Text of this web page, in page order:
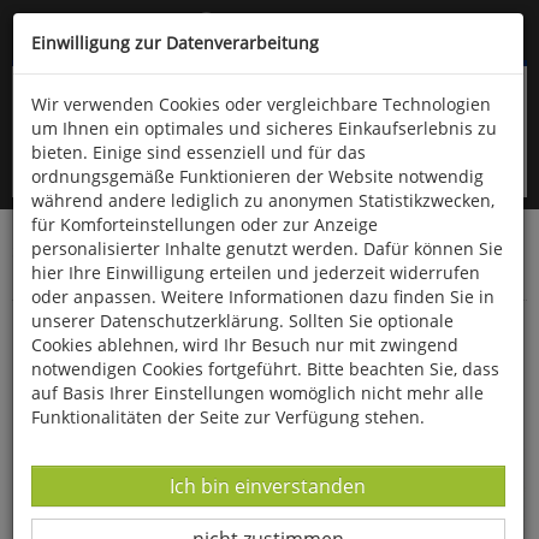
Kompletten Head der Seite überspringen
oder (06766) 9323-960
Startseite Bücher Downloads
Zeitschriften
Der Falke
Ornithologie aktuell Dezember 2019
Einwilligung zur Datenverarbeitung
Wir verwenden Cookies oder vergleichbare Technologien
um Ihnen ein optimales und sicheres Einkaufserlebnis zu
bieten. Einige sind essenziell und für das
ordnungsgemäße Funktionieren der Website notwendig
während andere lediglich zu anonymen Statistikzwecken,
für Komforteinstellungen oder zur Anzeige
personalisierter Inhalte genutzt werden. Dafür können Sie
hier Ihre Einwilligung erteilen und jederzeit widerrufen
oder anpassen. Weitere Informationen dazu finden Sie in
unserer Datenschutzerklärung. Sollten Sie optionale
Cookies ablehnen, wird Ihr Besuch nur mit zwingend
notwendigen Cookies fortgeführt. Bitte beachten Sie, dass
auf Basis Ihrer Einstellungen womöglich nicht mehr alle
Funktionalitäten der Seite zur Verfügung stehen.
Datenverarbeitung -
Ich bin einverstanden